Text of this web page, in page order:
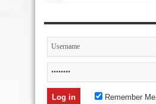
Remember Me